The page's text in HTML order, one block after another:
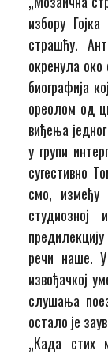
избору
страшћу.
окренула
биографија
ореолом од
виђења
у групи
сугестивно
смо, између
студиозној
речи наше.
извођачкој
слушања
остало је
„Када стих